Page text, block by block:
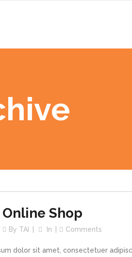
Online Shop
By TAI In Comments
dolor sit amet, consectetuer